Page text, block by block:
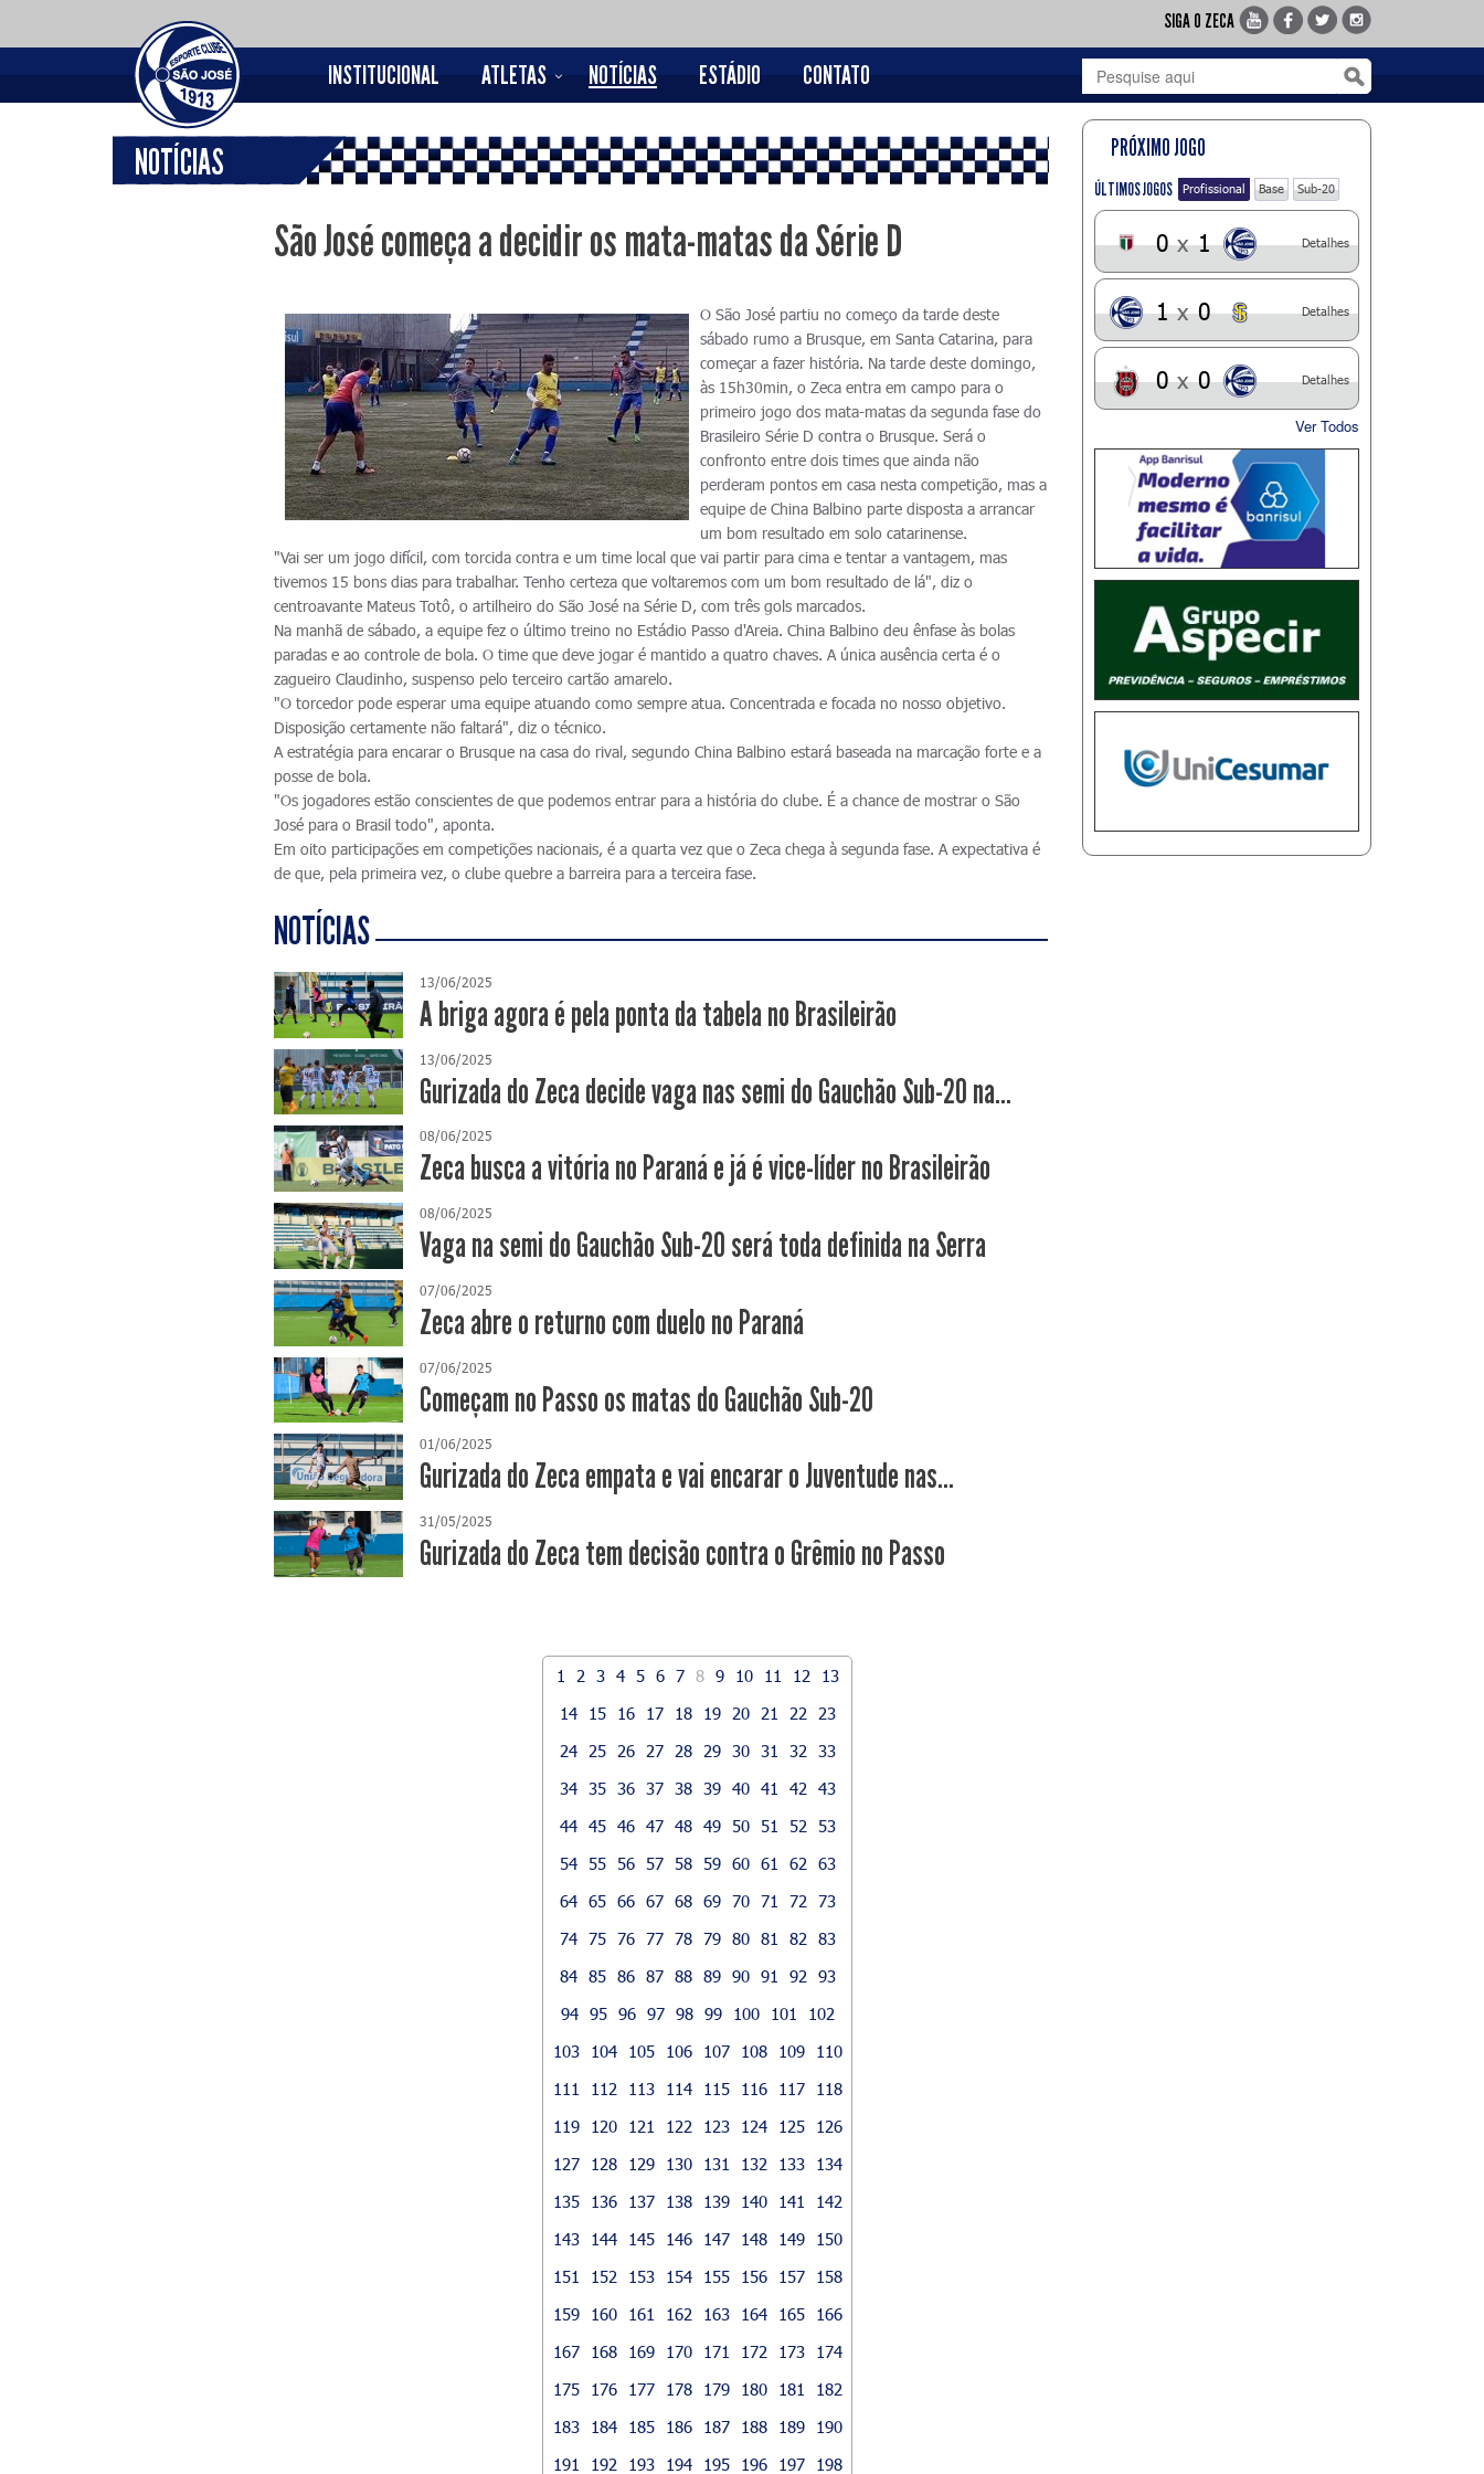
SIGA O ZECA
INSTITUCIONAL ATLETAS NOTÍCIAS ESTÁDIO CONTATO
NOTÍCIAS
São José começa a decidir os mata-matas da Série D
O São José partiu no começo da tarde deste
sábado rumo a Brusque, em Santa Catarina, para
começar a fazer história. Na tarde deste domingo,
às 15h30min, o Zeca entra em campo para o
primeiro jogo dos mata-matas da segunda fase do
Brasileiro Série D contra o Brusque. Será o
confronto entre dois times que ainda não
perderam pontos em casa nesta competição, mas a
equipe de China Balbino parte disposta a arrancar
um bom resultado em solo catarinense.
"Vai ser um jogo difícil, com torcida contra e um time local que vai partir para cima e tentar a vantagem, mas
tivemos 15 bons dias para trabalhar. Tenho certeza que voltaremos com um bom resultado de lá", diz o
centroavante Mateus Totô, o artilheiro do São José na Série D, com três gols marcados.
Na manhã de sábado, a equipe fez o último treino no Estádio Passo d'Areia. China Balbino deu ênfase às bolas
paradas e ao controle de bola. O time que deve jogar é mantido a quatro chaves. A única ausência certa é o
zagueiro Claudinho, suspenso pelo terceiro cartão amarelo.
"O torcedor pode esperar uma equipe atuando como sempre atua. Concentrada e focada no nosso objetivo.
Disposição certamente não faltará", diz o técnico.
A estratégia para encarar o Brusque na casa do rival, segundo China Balbino estará baseada na marcação forte e a
posse de bola.
"Os jogadores estão conscientes de que podemos entrar para a história do clube. É a chance de mostrar o São
José para o Brasil todo", aponta.
Em oito participações em competições nacionais, é a quarta vez que o Zeca chega à segunda fase. A expectativa é
de que, pela primeira vez, o clube quebre a barreira para a terceira fase.
NOTÍCIAS
13/06/2025
A briga agora é pela ponta da tabela no Brasileirão
13/06/2025
Gurizada do Zeca decide vaga nas semi do Gauchão Sub-20 na...
08/06/2025
Zeca busca a vitória no Paraná e já é vice-líder no Brasileirão
08/06/2025
Vaga na semi do Gauchão Sub-20 será toda definida na Serra
07/06/2025
Zeca abre o returno com duelo no Paraná
07/06/2025
Começam no Passo os matas do Gauchão Sub-20
01/06/2025
Gurizada do Zeca empata e vai encarar o Juventude nas...
31/05/2025
Gurizada do Zeca tem decisão contra o Grêmio no Passo
1 2 3 4 5 6 7 8 9 10 11 12
13
14
15 16 17 18 19 20 21 22
23
24
25 26 27 28 29 30 31 32
33
34 35 36 37 38 39 40 41 42
43
44 45 46 47 48 49 50 51 52
53
54 55 56 57 58 59 60 61 62
63
64 65 66 67 68 69 70 71 72
73
74 75 76 77 78 79 80 81 82
83
84 85 86 87 88 89 90 91 92
93
94 95 96 97 98 99 100 101
102
103
104 105 106 107 108 109
110
111
112 113 114 115 116 117
118
119
120 121 122 123 124 125
126
127
128 129 130 131 132 133
134
135
136 137 138 139 140 141
142
143
144 145 146 147 148 149
150
151
152 153 154 155 156 157
158
159
160 161 162 163 164 165
166
167
168 169 170 171 172 173
174
175
176 177 178 179 180 181
182
183
184 185 186 187 188 189
190
191
192 193 194 195 196 197
198
PRÓXIMO JOGO
ÚLTIMOS JOGOS Profissional Base Sub-20
0 x 1 Detalhes
1 x 0 Detalhes
0 x 0 Detalhes
Ver Todos